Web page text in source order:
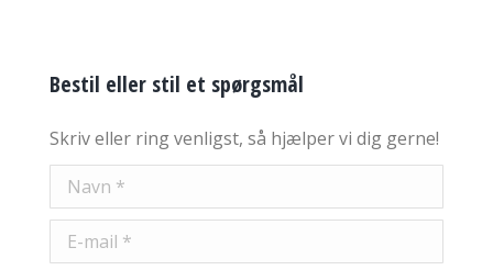
Bestil eller stil et spørgsmål
Skriv eller ring venligst, så hjælper vi dig gerne!